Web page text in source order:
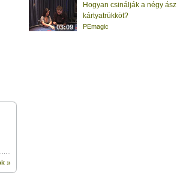
»
03:09
Hogyan csinálják a négy ász
kártyatrükköt?
PEmagic